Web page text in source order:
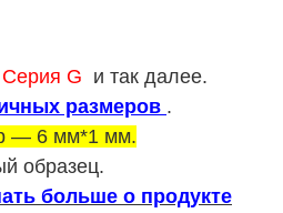
G и так далее.
размеров .
— 6 мм*1 мм.
образец.
больше о продукте